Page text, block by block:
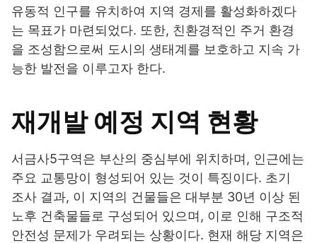
유동적 인구를 유치하여 지역 경제를 활성화하겠다
는 목표가 마련되었다. 또한, 친환경적인 주거 환경
을 조성함으로써 도시의 생태계를 보호하고 지속 가
능한 발전을 이루고자 한다.
재개발 예정 지역 현황
서금사5구역은 부산의 중심부에 위치하며, 인근에는
주요 교통망이 형성되어 있는 것이 특징이다. 초기
조사 결과, 이 지역의 건물들은 대부분 30년 이상 된
노후 건축물들로 구성되어 있으며, 이로 인해 구조적
안전성 문제가 우려되는 상황이다. 현재 해당 지역은